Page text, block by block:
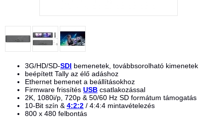
3G/HD/SD-SDI bemenetek, továbbsorolható kimenetek
beépített Tally az élő adáshoz
Ethernet bemenet a beállításokhoz
Firmware frissítés USB csatlakozással
2K, 1080i/p, 720p & 50/60 Hz SD formátum támogatás
10-Bit szín & 4:2:2 / 4:4:4 mintavételezés
800 x 480 felbontás